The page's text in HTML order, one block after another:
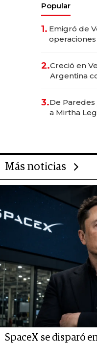
Popular
1. Emigró de
2.Creció en
Argentina
las marcas
3.De
a Mirtha
Más noticias
SpaceX se disparó